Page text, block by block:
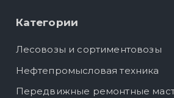
Категории
Лесовозы и сортиментовозы
Нефтепромысловая техника
Передвижные ремонтные